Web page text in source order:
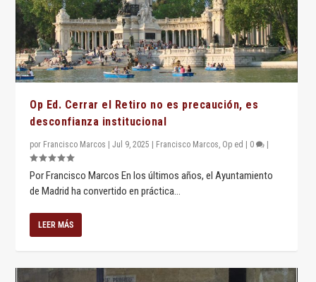
Op Ed. Cerrar el Retiro no es precaución, es
desconfianza institucional
por Francisco Marcos |Jul 9, 2025 Francisco Marcos, Op ed 0
Por Francisco Marcos En los últimos años, el Ayuntamiento
de Madrid ha convertido en práctica...
LEER MÁS